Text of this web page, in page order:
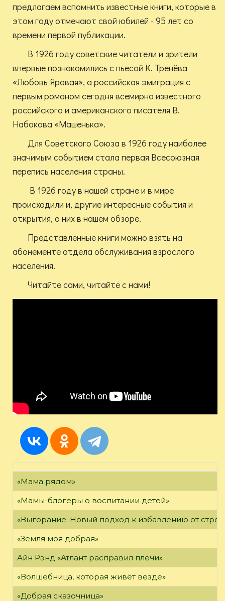
предлагаем вспомнить известные книги, которые в
этом году отмечают свой юбилей - 95 лет со
времени первой публикации.
В 1926 году советские читатели и зрители
впервые познакомились с пьесой К. Тренёва
«Любовь Яровая», а российская эмиграция с
первым романом сегодня всемирно известного
российского и американского писателя В.
Набокова «Машенька».
Для Советского Союза в 1926 году наиболее
значимым событием стала первая Всесоюзная
перепись населения страны.
В 1926 году в нашей стране и в мире
происходили и, другие интересные события и
открытия, о них в нашем обзоре.
Представленные книги можно взять на
абонементе отдела обслуживания взрослого
населения.
Читайте сами, читайте с нами!
«Мама рядом»
«Мамы-блогеры о воспитании детей»
«Выгорание. Новый подход к избавлению от
«Земля моя добрая»
Айн Рэнд «Атлант расправил плечи»
«Волшебница, которая живёт везде»
«Добрая сказочница»